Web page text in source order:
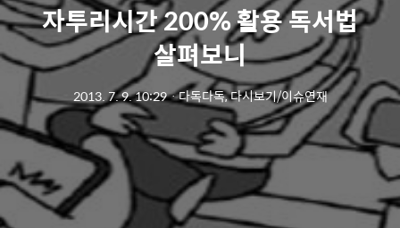
자투리시간 200% 활용 독서법
살펴보니
2013. 7. 9. 10:29ㆍ다독다독, 다시보기/이슈연재